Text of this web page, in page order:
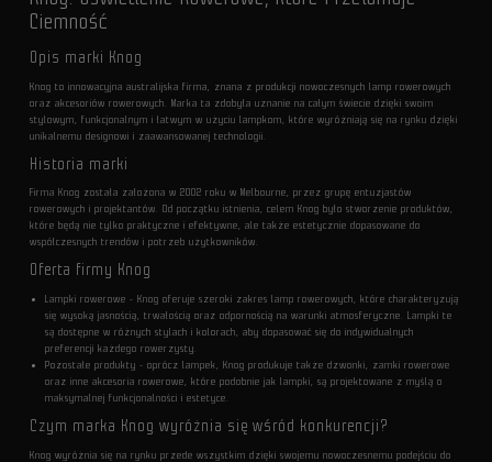
Ciemność
Opis marki Knog
Knog to innowacyjna australijska firma, znana z produkcji nowoczesnych lamp rowerowych
oraz akcesoriów rowerowych. Marka ta zdobyła uznanie na całym świecie dzięki swoim
stylowym, funkcjonalnym i łatwym w użyciu lampkom, które wyróżniają się na rynku dzięki
unikalnemu designowi i zaawansowanej technologii.
Historia marki
Firma Knog została założona w 2002 roku w Melbourne, przez grupę entuzjastów
rowerowych i projektantów. Od początku istnienia, celem Knog było stworzenie produktów,
które będą nie tylko praktyczne i efektywne, ale także estetycznie dopasowane do
współczesnych trendów i potrzeb użytkowników.
Oferta firmy Knog
Lampki rowerowe - Knog oferuje szeroki zakres lamp rowerowych, które charakteryzują
się wysoką jasnością, trwałością oraz odpornością na warunki atmosferyczne. Lampki te
są dostępne w różnych stylach i kolorach, aby dopasować się do indywidualnych
preferencji każdego rowerzysty.
Pozostałe produkty - oprócz lampek, Knog produkuje także dzwonki, zamki rowerowe
oraz inne akcesoria rowerowe, które podobnie jak lampki, są projektowane z myślą o
maksymalnej funkcjonalności i estetyce.
Czym marka Knog wyróżnia się wśród konkurencji?
Knog wyróżnia się na rynku przede wszystkim dzięki swojemu nowoczesnemu podejściu do